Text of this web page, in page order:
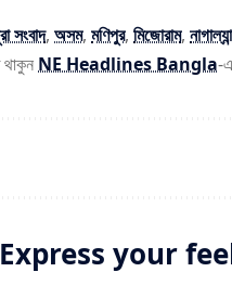
সংবাদ, অসম, মণিপুর, মিজোরাম,
NE Headlines Bangla-
Express your